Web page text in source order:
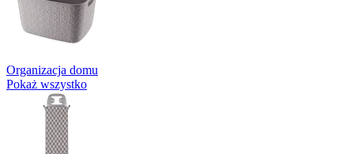
Organizacja domu
Pokaż wszystko